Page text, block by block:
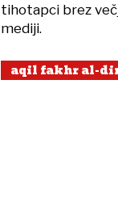
tihotapci brez
mediji.
aqil fakhr al-